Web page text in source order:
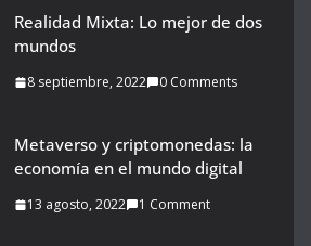
Realidad Mixta: Lo mejor de dos
mundos
8 septiembre, 2022 0 Comments
Metaverso y criptomonedas: la
economía en el mundo digital
13 agosto, 2022 1 Comment